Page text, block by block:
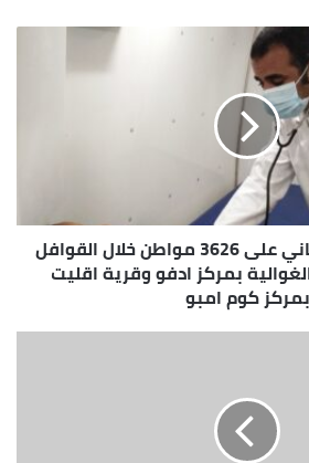
توقيع الكشف المجاني على 3626 مواطن خلال القوافل
بمركز ادفو وقرية اقليت
بمركز كوم امبو